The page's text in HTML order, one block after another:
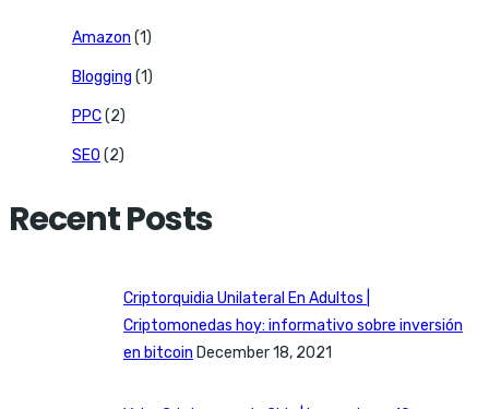
Amazon (1)
Blogging (1)
PPC(2)
SEO (2)
Recent Posts
Criptorquidia Unilateral En Adultos |
Criptomonedas hoy: informativo sobre inversión
en bitcoin December 18, 2021